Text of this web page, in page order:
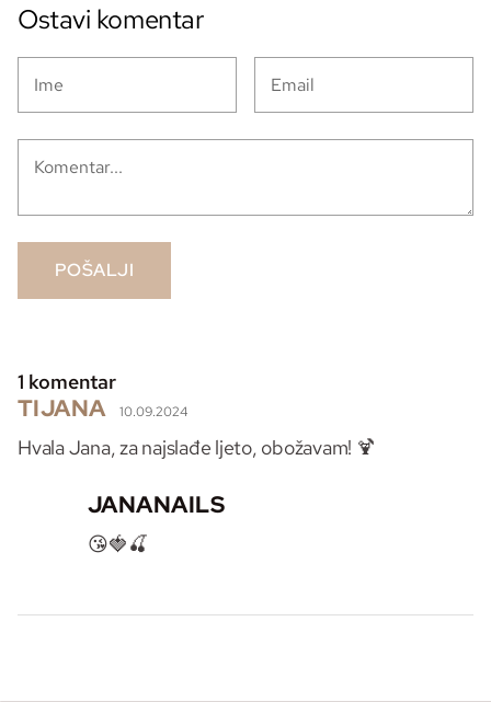
Ostavi komentar
POŠALJI
1 komentar
TIJANA 10.09.2024
Hvala Jana, za najslađe ljeto, obožavam! 🍹
JANANAILS
😘🍓🍒